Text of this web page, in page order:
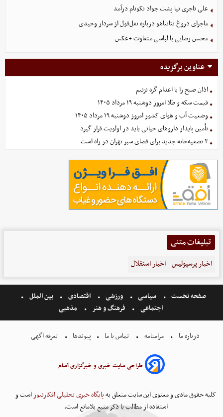
علی تاجری‌ نیا پشت جواد نکونام درآمد
ماجرای دروغ نتانیاهو درباره نقل‌قول از سردار وحیدی
محسن رضایی با لباسی متفاوت +عکس
عناوین برگزیده
اذان صبح را با اعدام گره نزنیم
قیمت سکه و طلا امروز دوشنبه ۱۹ مرداد ۱۴۰۵
وضعیت آب و هوای کشور امروز دوشنبه ۱۹ مرداد ۱۴۰۵
تأمین پایدار داروهای حیاتی باید در اولویت قرار گیرد
۳ تصفیه‌خانه جدید برای فضای سبز تهران در راه است
تبلیغات متنی
اخبار پرسپولیس اخبار استقلال
صفحه نخست سیاسی ورزشی اقتصادی
بین الملل
اجتماعی
فرهنگ و هنر مذهبی
درباره ما مرامنامه تماس با ما پیوندها تعرفه اگهی
طراحی سایت خبری و خبرگزاری آسام
کلیه حقوق مادی و معنوی این سایت متعلق بهپایگاه خبری تحلیلی افکارنیوزاست و
استفاده از مطالب با ذکر منبع بلامانع است.